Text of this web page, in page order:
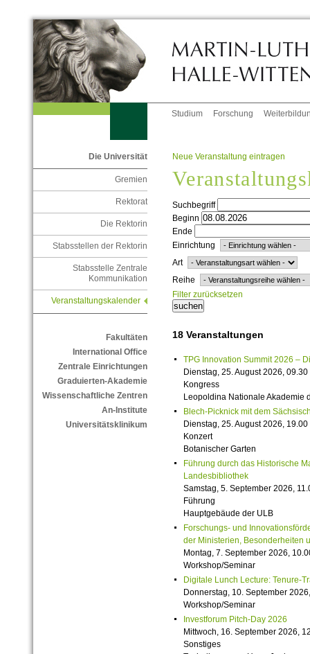
Studium Forschung
Die Universität
Gremien
Rektorat
Die Rektorin
Stabsstellen der Rektorin
Stabsstelle Zentrale
Kommunikation
Veranstaltungskalender
Fakultäten
International Office
Zentrale Einrichtungen
Graduierten-Akademie
Wissenschaftliche Zentren
An-Institute
Universitätsklinikum
Neue Veranstaltung eintragen
Suchbegriff
Beginn
Ende
Einrichtung
Art
Reihe
Filter zurücksetzen
18 Veranstaltungen
TPG Innovation Summit 2026 –
Dienstag, 25. August 2026,
Kongress
Leopoldina Nationale Akademie
Blech-Picknick mit dem
Dienstag, 25. August 2026,
Konzert
Botanischer Garten
Führung durch das Historische
Landesbibliothek
Samstag, 5. September 2026,
Führung
Hauptgebäude der ULB
Forschungs- und
der Ministerien, Besonderheiten
Montag, 7. September 2026,
Workshop/Seminar
Digitale Lunch Lecture: Tenure-
Donnerstag, 10. September
Workshop/Seminar
Investforum Pitch-Day 2026
Mittwoch, 16. September 2026,
Sonstiges